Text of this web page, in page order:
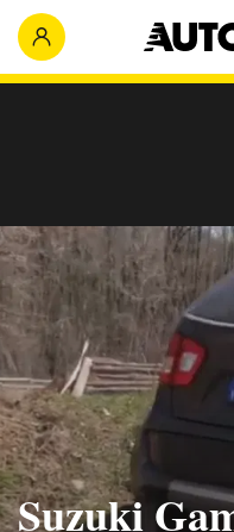
Suzuki